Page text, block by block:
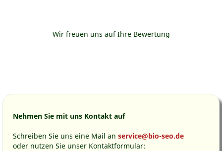
Wir freuen uns auf Ihre Bewertung
Nehmen Sie mit uns Kontakt auf
Schreiben Sie uns eine Mail an service@bio-seo.de
oder nutzen Sie unser Kontaktformular: